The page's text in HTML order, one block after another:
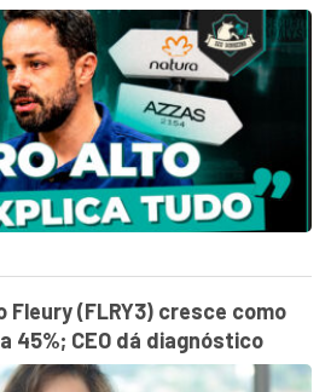
Fleury (FLRY3) cresce como
45%; CEO dá diagnóstico